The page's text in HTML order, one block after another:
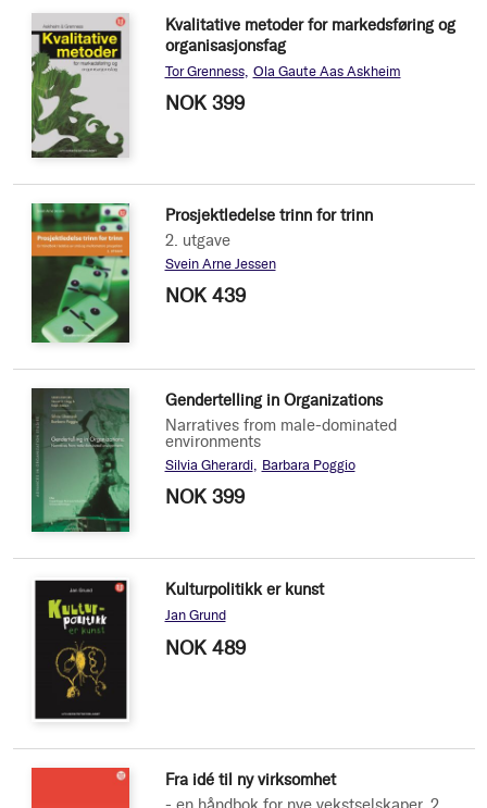
Kvalitative metoder for markedsføring og
organisasjonsfag
Tor Grenness Ola Gaute Aas Askheim
NOK 399
Prosjektledelse trinn for trinn
2. utgave
Svein Arne Jessen
NOK 439
Gendertelling in Organizations
Narratives from male-dominated
environments
Silvia Gherardi Barbara Poggio
NOK 399
Kulturpolitikk er kunst
Jan Grund
NOK 489
Fra idé til ny virksomhet